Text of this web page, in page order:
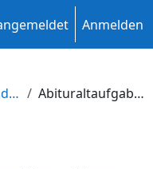
Anmelden
Literatur und Anregungen Abituraltaufgaben aufbereiten